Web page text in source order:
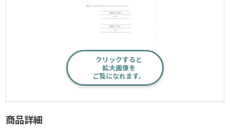
クリックすると
拡大画像を
ご覧になれます。
商品詳細